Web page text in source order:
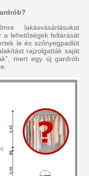
lakásvásárlásukat
a lehetőségek feltárását
le és szőnyegpadlót
rajzolgatták saját
mert egy új gardrób